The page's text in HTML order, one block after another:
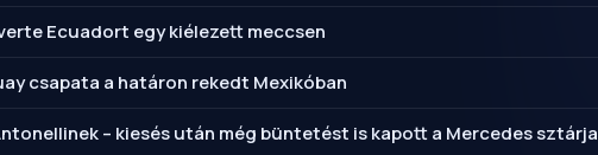
Ecuadort egy kiélezett meccsen
csapata a határon rekedt Mexikóban
– kiesés után még büntetést is kapott a Mercedes sztárja